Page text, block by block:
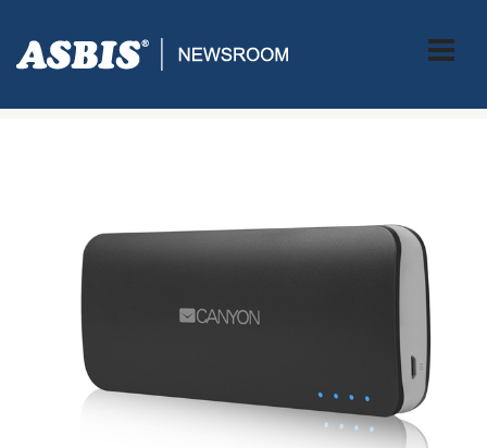
ASBIS CROATIA> SUPPLIERS> CANYON NUDI RJEŠENJE ZA
SVE ‘OVISNIKE’ O MOBITELIMA I TABLETIMA!